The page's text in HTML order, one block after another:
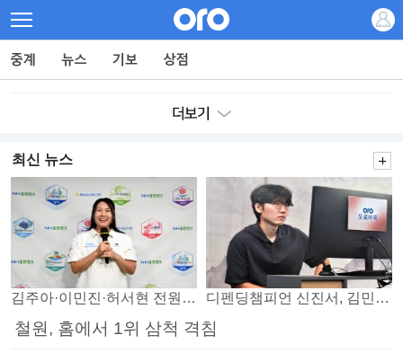
최신 뉴스
김주아·이민진·허서현 전원 승리… 평택, 부안 꺾고 5연승 디펜딩챔피언 신진서, 김민석 꺾고 8강으로
철원, 홈에서 1위 삼척 격침